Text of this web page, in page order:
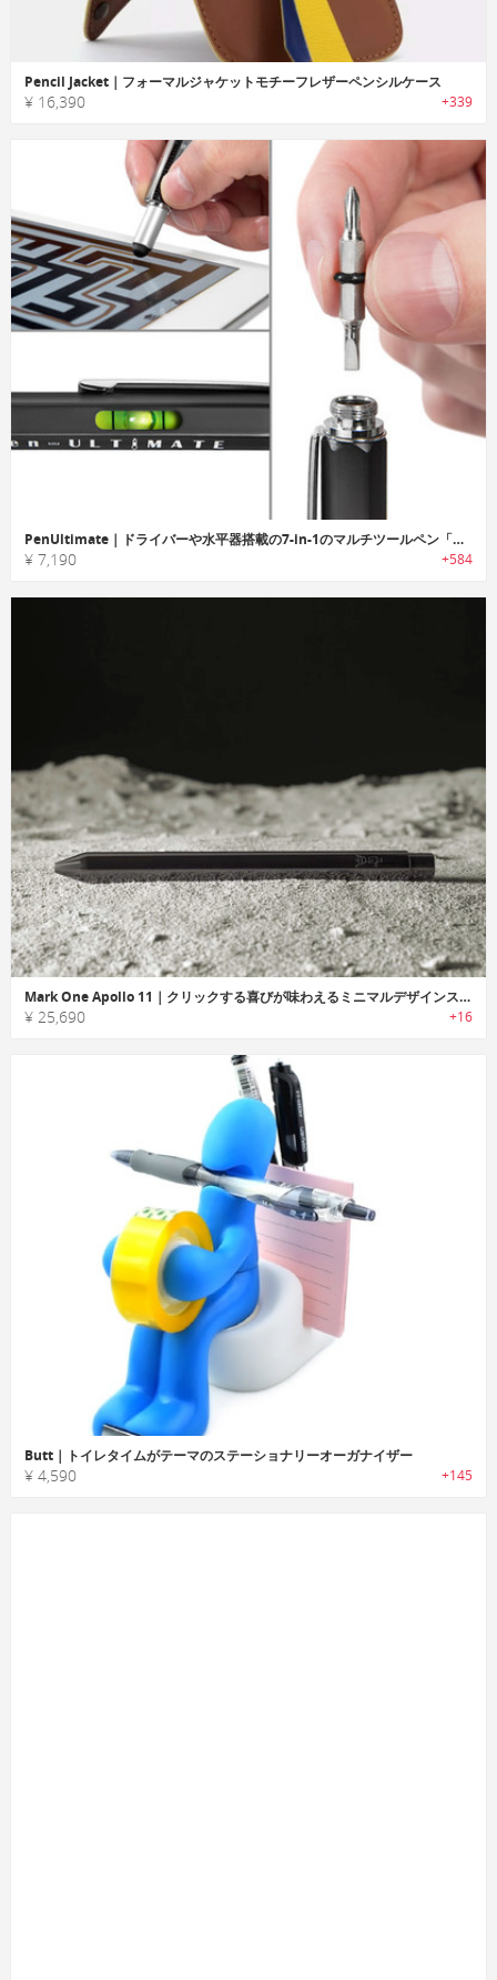
Pencil Jacket｜フォーマルジャケットモチーフレザーペンシルケース
¥ 16,390 +339
PenUltimate｜ドライバーや水平器搭載の7-in-1のマルチツールペン「ペンアルティメット」
¥ 7,190 +584
Mark One Apollo 11｜クリックする喜びが味わえるミニマルデザインステンレスペン「マークワンアポロ11」
¥ 25,690 +16
Butt｜トイレタイムがテーマのステーショナリーオーガナイザー
¥ 4,590 +145